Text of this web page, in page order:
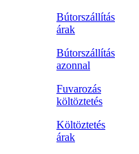
Bútorszállítás
árak
Bútorszállítás
azonnal
Fuvarozás
költöztetés
Költöztetés
árak